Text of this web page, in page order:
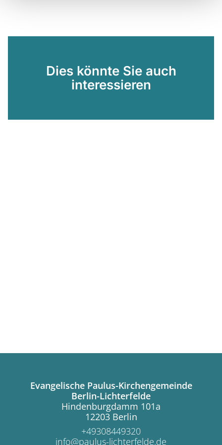
Dies könnte Sie auch
interessieren
Evangelische Paulus-Kirchengemeinde
Berlin-Lichterfelde
Hindenburgdamm 101a
12203 Berlin
+49308449320
info@paulus-lichterfelde.de